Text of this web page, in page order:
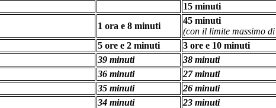
15 minuti
1 ora e 8 minuti
45 minuti
(con il limite massimo
5 ore e 2 minuti
3 ore e 10 minuti
39 minuti
38 minuti
36 minuti
27 minuti
35 minuti
26 minuti
34 minuti
23 minuti